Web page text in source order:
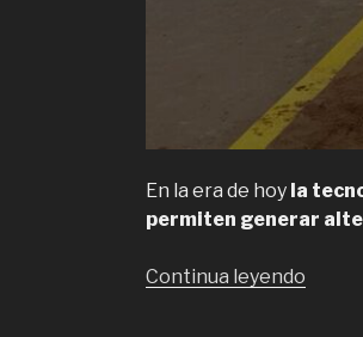
En la era de hoy la
permiten generar
Continua leyendo